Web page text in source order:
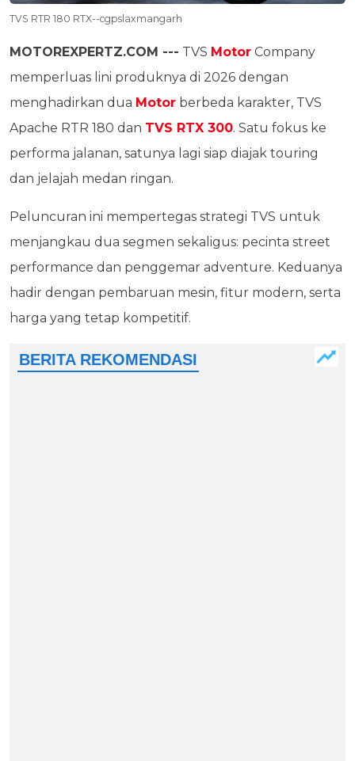
TVS RTR 180 RTX--cgpslaxmangarh
MOTOREXPERTZ.COM --- TVS Motor Company
memperluas lini produknya di 2026 dengan
menghadirkan dua Motor berbeda karakter, TVS
Apache RTR 180 dan TVS RTX 300. Satu fokus ke
performa jalanan, satunya lagi siap diajak touring
dan jelajah medan ringan.
Peluncuran ini mempertegas strategi TVS untuk
menjangkau dua segmen sekaligus: pecinta street
performance dan penggemar adventure. Keduanya
hadir dengan pembaruan mesin, fitur modern, serta
harga yang tetap kompetitif.